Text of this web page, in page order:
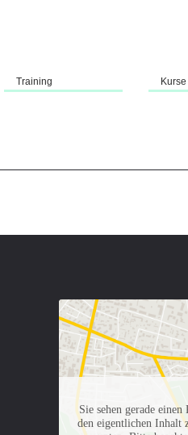
Training Kurse
Sie sehen gerade
den eigentlichen Inhalt